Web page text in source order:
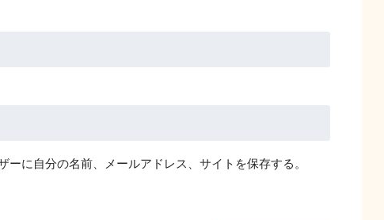
に自分の名前、メールアドレス、サイトを保存する。